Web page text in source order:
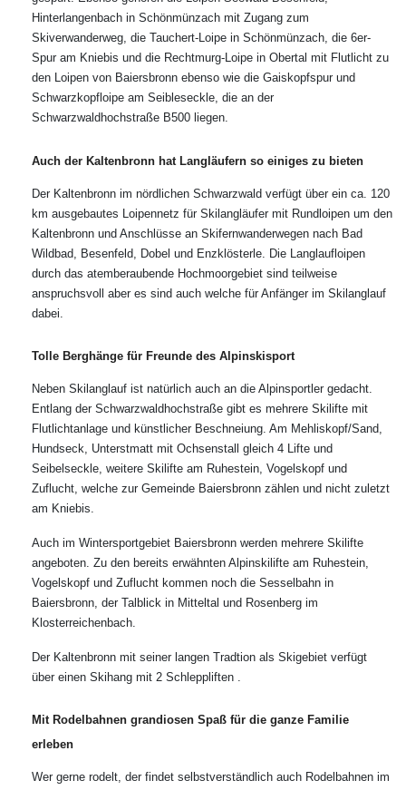
Hinterlangenbach in Schönmünzach mit Zugang zum
Skiverwanderweg, die Tauchert-Loipe in Schönmünzach, die 6er-
Spur am Kniebis und die Rechtmurg-Loipe in Obertal mit Flutlicht zu
den Loipen von Baiersbronn ebenso wie die Gaiskopfspur und
Schwarzkopfloipe am Seibleseckle, die an der
Schwarzwaldhochstraße B500 liegen.
Auch der Kaltenbronn hat Langläufern so einiges zu bieten
Der Kaltenbronn im nördlichen Schwarzwald verfügt über ein ca. 120
km ausgebautes Loipennetz für Skilangläufer mit Rundloipen um den
Kaltenbronn und Anschlüsse an Skifernwanderwegen nach Bad
Wildbad, Besenfeld, Dobel und Enzklösterle. Die Langlaufloipen
durch das atemberaubende Hochmoorgebiet sind teilweise
anspruchsvoll aber es sind auch welche für Anfänger im Skilanglauf
dabei.
Tolle Berghänge für Freunde des Alpinskisport
Neben Skilanglauf ist natürlich auch an die Alpinsportler gedacht.
Entlang der Schwarzwaldhochstraße gibt es mehrere Skilifte mit
Flutlichtanlage und künstlicher Beschneiung. Am Mehliskopf/Sand,
Hundseck, Unterstmatt mit Ochsenstall gleich 4 Lifte und
Seibelseckle, weitere Skilifte am Ruhestein, Vogelskopf und
Zuflucht, welche zur Gemeinde Baiersbronn zählen und nicht zuletzt
am Kniebis.
Auch im Wintersportgebiet Baiersbronn werden mehrere Skilifte
angeboten. Zu den bereits erwähnten Alpinskilifte am Ruhestein,
Vogelskopf und Zuflucht kommen noch die Sesselbahn in
Baiersbronn, der Talblick in Mitteltal und Rosenberg im
Klosterreichenbach.
Der Kaltenbronn mit seiner langen Tradtion als Skigebiet verfügt
über einen Skihang mit 2 Schleppliften .
Mit Rodelbahnen grandiosen Spaß für die ganze Familie
erleben
Wer gerne rodelt, der findet selbstverständlich auch Rodelbahnen im